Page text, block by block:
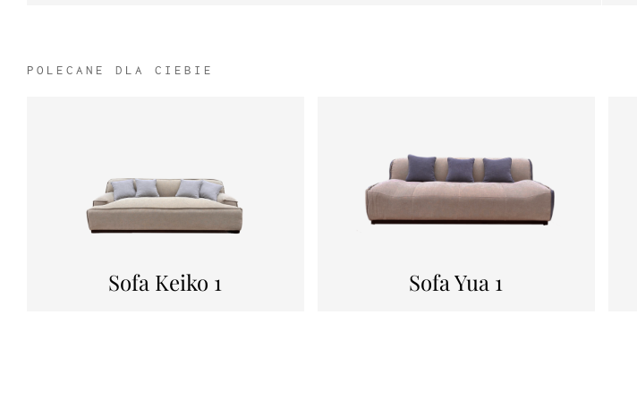
POLECANE DLA CIEBIE
Sofa Keiko 1 Sofa Yua 1